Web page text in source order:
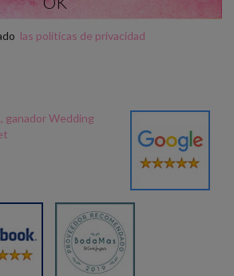
las políticas de privacidad